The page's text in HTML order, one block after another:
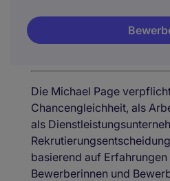
Die Michael Page
Chancengleichheit, als
als
basierend auf
Bewerberinnen und